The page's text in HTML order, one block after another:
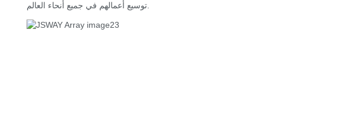
توسيع أعمالهم في جميع أنحاء العالم.